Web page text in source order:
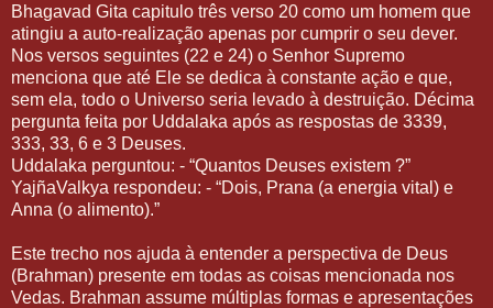
Bhagavad Gita capitulo três verso 20 como um homem que
atingiu a auto-realização apenas por cumprir o seu dever.
Nos versos seguintes (22 e 24) o Senhor Supremo
menciona que até Ele se dedica à constante ação e que,
sem ela, todo o Universo seria levado à destruição. Décima
pergunta feita por Uddalaka após as respostas de 3339,
333, 33, 6 e 3 Deuses.
Uddalaka perguntou: - “Quantos Deuses existem ?”
YajñaValkya respondeu: - “Dois, Prana (a energia vital) e
Anna (o alimento).”
Este trecho nos ajuda à entender a perspectiva de Deus
(Brahman) presente em todas as coisas mencionada nos
Vedas. Brahman assume múltiplas formas e apresentações